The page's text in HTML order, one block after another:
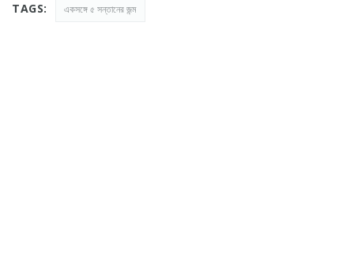
TAGS: একসঙ্গে ৫ সন্তানের জন্ম